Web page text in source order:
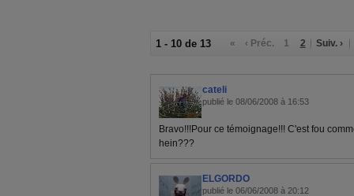
1 - 10 de 13 « ‹ Préc. 1 2 Suiv. ›
cateli
publié le 08/06/2008 à 16:53
Bravo!!!Pour ce témoignage!!! C'est fou
hein???
ELGORDO
publié le 06/06/2008 à 20:12